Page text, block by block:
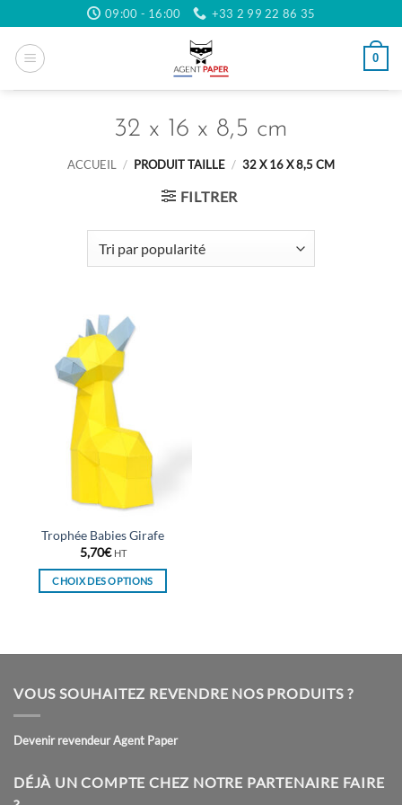
au
contenu
09:00 - 16:00 +33 2 99 22 86 35
0
32 x 16 x 8,5 cm
ACCUEIL / PRODUIT TAILLE / 32 X 16 X 8,5 CM
FILTRER
Trophée Babies Girafe
5,70€ HT
CHOIX DES OPTIONS
plusieurs
Les
peuvent
sur
VOUS SOUHAITEZ REVENDRE NOS PRODUITS ?
Devenir revendeur Agent Paper
DÉJÀ UN COMPTE CHEZ NOTRE PARTENAIRE FAIRE